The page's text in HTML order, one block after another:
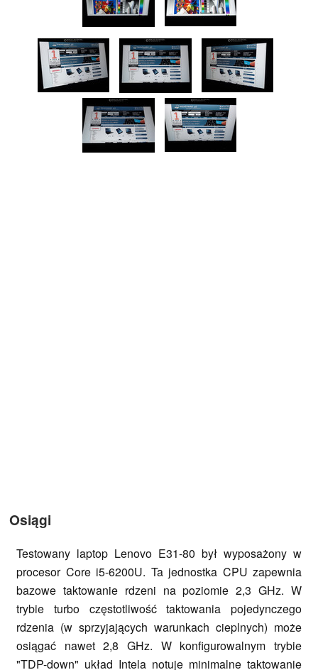
Osiągi
Testowany laptop Lenovo E31-80 był wyposażony w
procesor Core i5-6200U. Ta jednostka CPU zapewnia
bazowe taktowanie rdzeni na poziomie 2,3 GHz. W
trybie turbo częstotliwość taktowania pojedynczego
rdzenia (w sprzyjających warunkach cieplnych) może
osiągać nawet 2,8 GHz. W konfigurowalnym trybie
"TDP-down" układ Intela notuje minimalne taktowanie